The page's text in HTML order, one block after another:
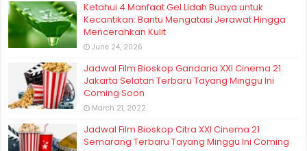
Ketahui 4 Manfaat Gel Lidah Buaya untuk
Kecantikan: Bantu Mengatasi Jerawat Hingga
Mencerahkan Kulit
June 24, 2026
Jadwal Film Bioskop Gandaria XXI Cinema 21
Jakarta Selatan Terbaru Tayang Minggu Ini
Coming Soon
March 21, 2022
Jadwal Film Bioskop Citra XXI Cinema 21
Semarang Terbaru Tayang Minggu Ini Coming